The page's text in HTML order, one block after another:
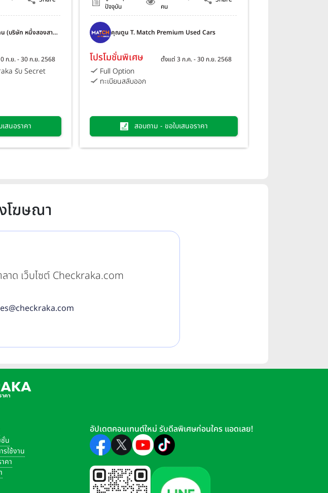
(บริษัท หนึ่งสองสาม
ก.ย. - 30 ก.ย. 2568
รับ Secret
สนอราคา
ปัจจุบัน
คน
คุณตูน T. Match Premium Used Cars
โปรโมชั่นพิเศษ ตั้งแต่ 3 ก.ค. - 30 ก.ย. 2568
Full Option
ทะเบียนสลับออก
สอบถาม - ขอใบเสนอราคา
โฆษณา
าด เว็บไซต์ Checkraka.com
น
รใช้งาน
คา
อัปเดตคอนเทนต์ใหม่ รับดีลพิเศษก่อนใคร แอดเลย!